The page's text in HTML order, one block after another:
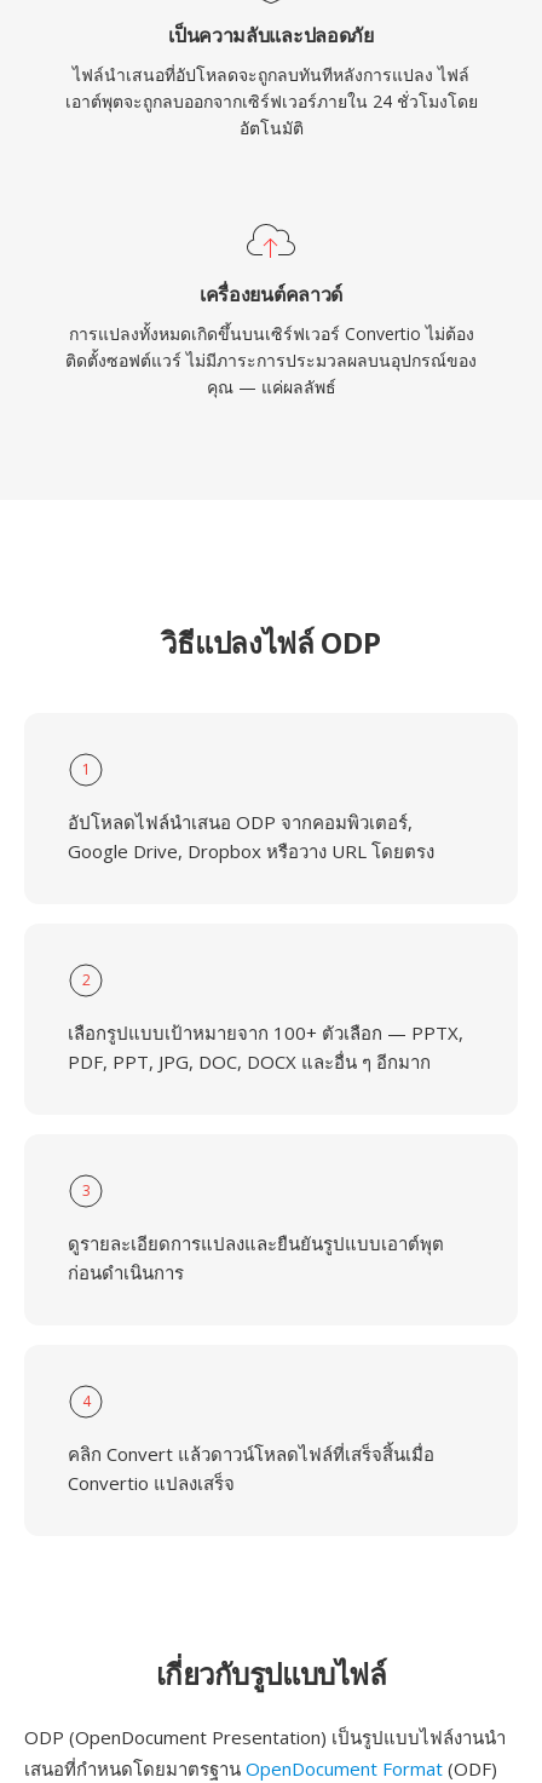
เป็นความลับและปลอดภัย
ไฟล์นำเสนอที่อัปโหลดจะถูกลบทันทีหลังการแปลง ไฟล์
เอาต์พุตจะถูกลบออกจากเซิร์ฟเวอร์ภายใน 24 ชั่วโมงโดย
อัตโนมัติ
เครื่องยนต์คลาวด์
การแปลงทั้งหมดเกิดขึ้นบนเซิร์ฟเวอร์ Convertio ไม่ต้อง
ติดตั้งซอฟต์แวร์ ไม่มีภาระการประมวลผลบนอุปกรณ์ของ
คุณ — แค่ผลลัพธ์
วิธีแปลงไฟล์ ODP
1
อัปโหลดไฟล์นำเสนอ ODP จากคอมพิวเตอร์,
Google Drive, Dropbox หรือวาง URL โดยตรง
2
เลือกรูปแบบเป้าหมายจาก 100+ ตัวเลือก — PPTX,
PDF, PPT, JPG, DOC, DOCX และอื่น ๆ อีกมาก
3
ดูรายละเอียดการแปลงและยืนยันรูปแบบเอาต์พุต
ก่อนดำเนินการ
4
คลิก Convert แล้วดาวน์โหลดไฟล์ที่เสร็จสิ้นเมื่อ
Convertio แปลงเสร็จ
เกี่ยวกับรูปแบบไฟล์
ODP (OpenDocument Presentation) เป็นรูปแบบไฟล์งานนำ
เสนอที่กำหนดโดยมาตรฐาน OpenDocument Format (ODF)